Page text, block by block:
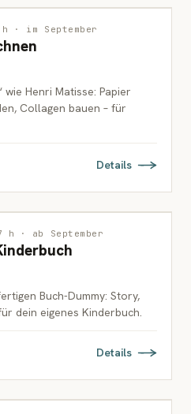
· im September
wie Henri Matisse: Papier
Collagen bauen – für
Details
h · ab September
Buch-Dummy: Story,
dein eigenes Kinderbuch.
Details